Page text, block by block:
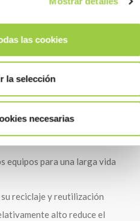
las cookies
la selección
necesarias
al uso (formulación
permite el lavado en
compleja
y secado
equipos para una larga vida
reciclaje y reutilización
alto reduce el